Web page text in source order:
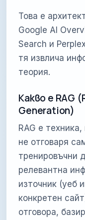
Това е
Google AI
Search и
тя извлича
теория.
Какво е RAG
Generation)
RAG е
не отговаря
тренировъчни
релевантна
източник (уеб
конкретен
отговора,